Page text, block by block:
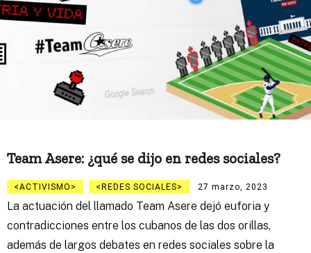
Team Asere: ¿qué se dijo en redes sociales?
ACTIVISMO REDES SOCIALES 27 marzo, 2023
La actuación del llamado Team Asere dejó euforia y
contradicciones entre los cubanos de las dos orillas,
además de largos debates en redes sociales sobre la